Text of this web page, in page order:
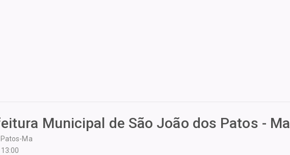
Municipal de São João dos Patos - Ma
Ma